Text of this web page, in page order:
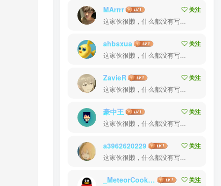
MArrrr
关注
这家伙很懒，什么都没有写...
ahbsxua
关注
这家伙很懒，什么都没有写...
ZavieR
关注
这家伙很懒，什么都没有写...
豪中王
关注
这家伙很懒，什么都没有写...
a3962620229
关注
这家伙很懒，什么都没有写...
_MeteorCookie_
关注